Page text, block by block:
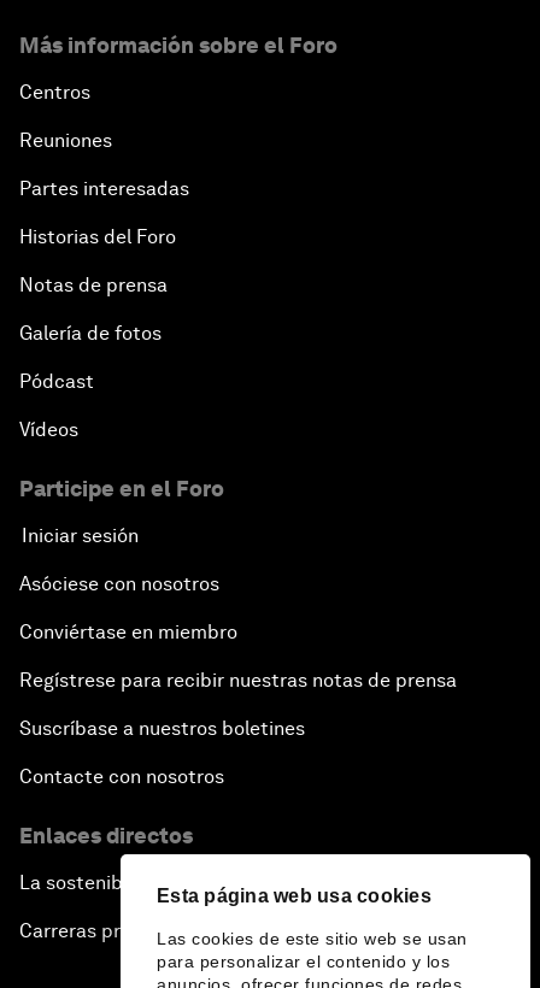
Esta página web usa cookies
Las cookies de este sitio web se usan
para personalizar el contenido y los
Más información sobre el Foro
Centros
Reuniones
Partes interesadas
Historias del Foro
Notas de prensa
Galería de fotos
Pódcast
Vídeos
Participe en el Foro
Iniciar sesión
Asóciese con nosotros
Conviértase en miembro
Regístrese para recibir nuestras notas de prensa
Suscríbase a nuestros boletines
Contacte con nosotros
Enlaces directos
La sostenibilidad en el Foro
Carreras profesionales